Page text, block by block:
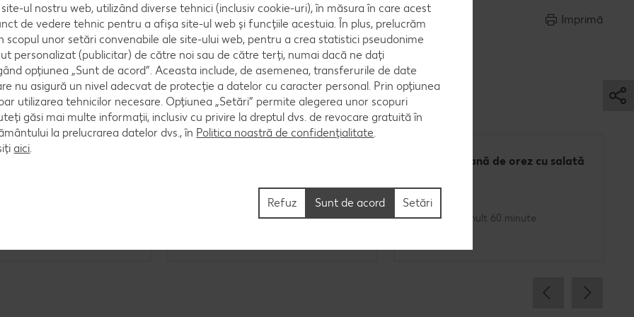
Imprimă
Cel mult 60 minute
Budincă italiană de orez cu salată
Cel mult 60 minute
ul nostru web, utilizând diverse tehnici (inclusiv cookie-uri), în măsura în care acest
de vedere tehnic pentru a afișa site-ul web și funcțiile acestuia. În plus, prelucrăm
scopul unor setări convenabile ale site-ului web, pentru a crea statistici pseudonime
personalizat (publicitar) de către noi sau de către terți, numai dacă ne dați
opțiunea „Sunt de acord”. Aceasta include, de asemenea, transferurile de date
nu asigură un nivel adecvat de protecție a datelor cu caracter personal. Prin opțiunea
utilizarea tehnicilor necesare. Opțiunea „Setări” permite alegerea unor scopuri
găsi mai multe informații, inclusiv cu privire la dreptul dvs. de revocare gratuită în
la prelucrarea datelor dvs., în Politica noastră de confidențialitate
aici
Setări
Refuz Sunt de acord